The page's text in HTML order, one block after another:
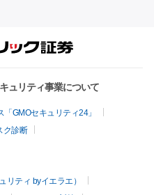
ュリティ事業について
GMOセキュリティ24」
ク診断
リティ byイエラエ）